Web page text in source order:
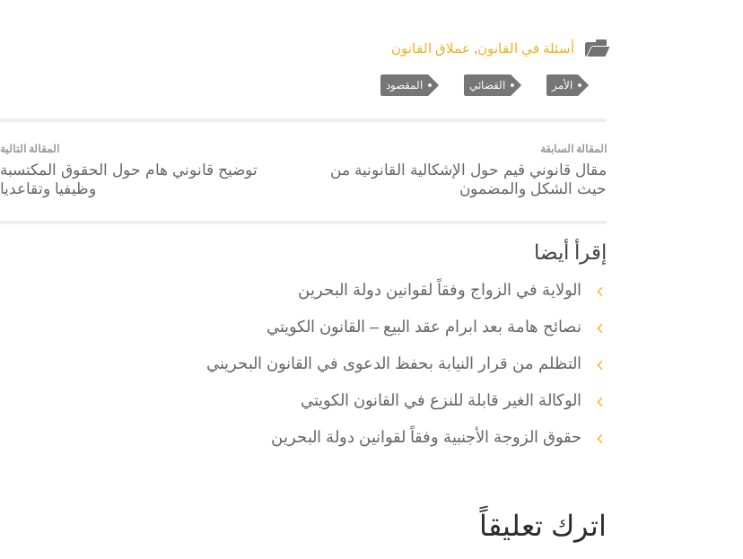
أسئلة في القانون, عملاق القانون
الأمر القضائي المقصود
المقالة السابقة
مقال قانوني قيم حول الإشكالية القانونية من
حيث الشكل والمضمون
المقالة التالية
توضيح قانوني هام حول الحقوق المكتسبة
وظيفيا وتقاعديا
إقرأ أيضا
الولاية في الزواج وفقاً لقوانين دولة البحرين
نصائح هامة بعد ابرام عقد البيع – القانون الكويتي
التظلم من قرار النيابة بحفظ الدعوى في القانون البحريني
الوكالة الغير قابلة للنزع في القانون الكويتي
حقوق الزوجة الأجنبية وفقاً لقوانين دولة البحرين
اترك تعليقاً